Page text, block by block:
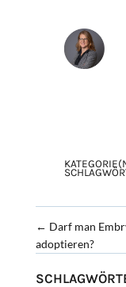
← Darf man
adoptieren?